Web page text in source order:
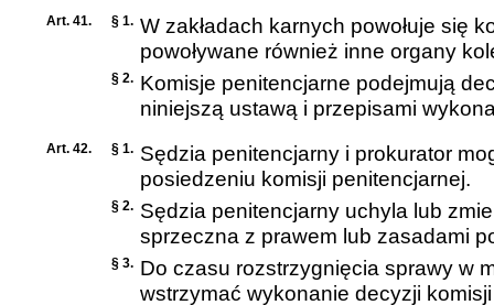
Art. 41. § 1. W zakładach karnych powołuje się
powoływane również inne organy
§ 2. Komisje penitencjarne podejmują
niniejszą ustawą i przepisami
Art. 42. § 1. Sędzia penitencjarny i prokurator
posiedzeniu komisji penitencjarnej.
§ 2. Sędzia penitencjarny uchyla lub
sprzeczna z prawem lub zasadami
§ 3. Do czasu rozstrzygnięcia sprawy w
wstrzymać wykonanie decyzji